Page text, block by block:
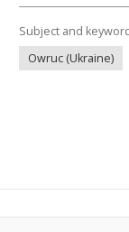
Subject and
Owruc (Ukraine)